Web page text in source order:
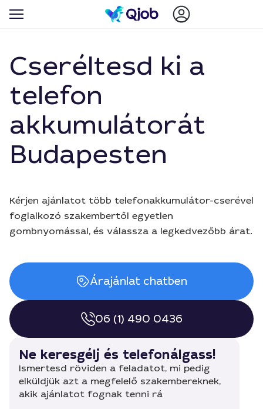
Cseréltesd ki a
telefon
akkumulátorát
Budapesten
Kérjen ajánlatot több telefonakkumulátor-cserével
foglalkozó szakembertől egyetlen
gombnyomással, és válassza a legkedvezőbb árat.
Árajánlat chatben
06 (1) 490 0436
Ne keresgélj és telefonálgass!
Ismertesd röviden a feladatot, mi pedig
elküldjük azt a megfelelő szakembereknek,
akik ajánlatot fognak tenni rá